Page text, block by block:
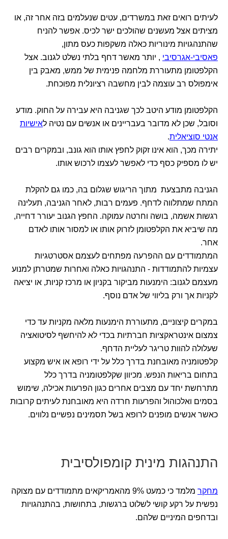
לעיתים רואים זאת במשרדים, עטים שנעלמים בזה אחר זה, או
מציתים אצל מעשנים שהולכים ישר לכיס. אפשר להניח
שהתנהגויות מינוריות כאלה משקפות כעס מתון,
פאסיבי-אגרסיבי , יותר מאשר דחף בלתי נשלט לגנוב. אצל
הקלפטומן מתעוררת מלחמה פנימית של ממש, מאבק בין
אימפולס רב עוצמה לבין מחשבה רציונלית מפוכחת.
הקלפטומן מודע היטב לכך שגניבה היא עבירה על החוק. מודע
וסובל, שכן לא מדובר בעבריינים או אנשים עם נטיה לאישיות
אנטי סוציאלית.
יתירה מכך, הוא אינו זקוק לחפץ אותו הוא גונב, ובמקרים רבים
יש לו מספיק כסף כדי לאפשר לעצמו לרכוש אותו.
הגניבה מתבצעת מתוך הריגוש שגלום בה, כמו גם להקלת
המתח שמתלווה לדחף. פעמים רבות, לאחר הגניבה, תעלינה
רגשות אשמה, בושה וחרטה עמוקה. החפץ הגנוב יעורר דחייה,
מה שיביא את הקלפטומן לזרוק אותו או למסור אותו לאדם
אחר.
המתמודדים עם ההפרעה מפתחים לעצמם אסטרטגיות
עצמיות להתמודדות - התנהגויות כאלה ואחרות שמטרתן למנוע
מעצמם לגנוב: הימנעות מביקור בקניון או מרכז קניות, או יציאה
לקניות אך ורק בליווי של אדם נוסף.
במקרים קיצוניים, מתעוררת הימנעות מלאה מקניות עד כדי
צמצום אינטראקציות חברתיות בכדי לא להיחשף לסיטואציה
שעלולה להוות טריגר לעליית הדחף.
קלפטומניה מאובחנת בדרך כלל על ידי רופא או איש מקצוע
בתחום בריאות הנפש. מכיוון שקלפטומניה בדרך כלל
מתרחשת יחד עם מצבים אחרים כגון הפרעות אכילה, שימוש
בסמים ואלכוהול והפרעות חרדה היא מאובחנת לעיתים קרובות
כאשר אנשים מופנים לרופא בשל תסמינים נפשיים נלווים.
התנהגות מינית קומפולסיבית
מחקר
מלמד כי כמעט 9% מהאמריקאים מתמודדים עם מצוקה
נפשית על רקע קושי לשלוט ברגשות, בתחושות, בהתנהגויות
ובדחפים המיניים שלהם.